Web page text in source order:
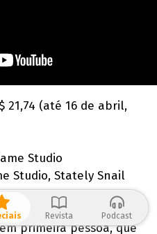
21,74 (até 16 de abril,
Studio
Studio, Stately Snail
primeira pessoa, que
Revista Podcast